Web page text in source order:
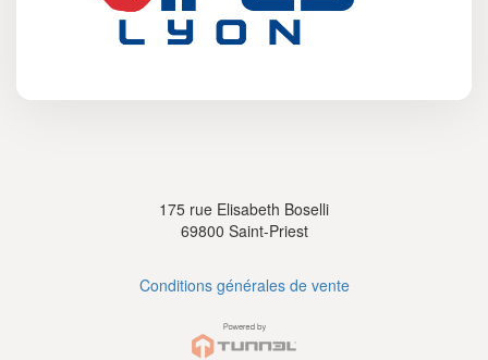
175 rue Elisabeth Boselli
69800 Saint-Priest
Conditions générales de vente